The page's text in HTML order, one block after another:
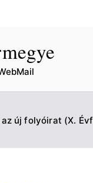
új folyóirat (X.